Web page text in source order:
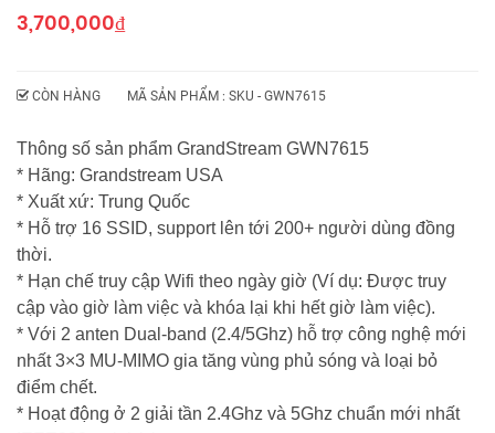
3,700,000₫
CÒN HÀNG MÃ SẢN PHẨM : SKU - GWN7615
Thông số sản phẩm GrandStream GWN7615
* Hãng: Grandstream USA
* Xuất xứ: Trung Quốc
* Hỗ trợ 16 SSID, support lên tới 200+ người dùng đồng
thời.
* Hạn chế truy cập Wifi theo ngày giờ (Ví dụ: Được truy
cập vào giờ làm việc và khóa lại khi hết giờ làm việc).
* Với 2 anten Dual-band (2.4/5Ghz) hỗ trợ công nghệ mới
nhất 3×3 MU-MIMO gia tăng vùng phủ sóng và loại bỏ
điểm chết.
* Hoạt động ở 2 giải tần 2.4Ghz và 5Ghz chuẩn mới nhất